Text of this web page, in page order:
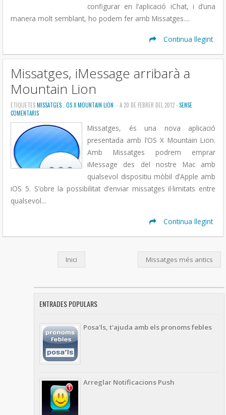
configurar en l’aplicació iChat, i d’una
manera molt semblant, ho podem fer amb Missatges....
Continua llegint
Missatges, iMessage arribarà a
Mountain Lion
ETIQUETESMISSATGES , OS X MOUNTAIN LION - A 20 DE FEBRER DEL 2012 -SENSE
COMENTARIS
Missatges, és una nova aplicació
presentada amb l’OS X Mountain Lion.
Amb Missatges podrem emprar
iMessage des del nostre Mac amb
qualsevol dispositiu mòbil d’Apple amb
iOS 5. S’obre la possibilitat d’enviar missatges il·limitats entre
qualsevol...
Continua llegint
Missatges més antics
Inici
ENTRADES POPULARS
Posa'ls, t'ajuda amb els pronoms febles
Arreglar Notificacions Push